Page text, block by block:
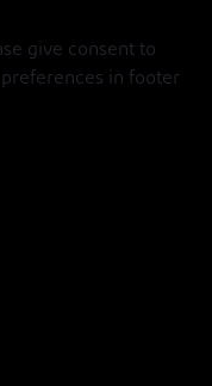
give consent to
in footer